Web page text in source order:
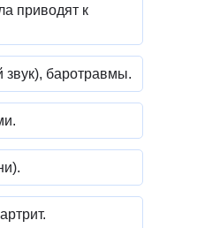
приводят к
звук), баротравмы.